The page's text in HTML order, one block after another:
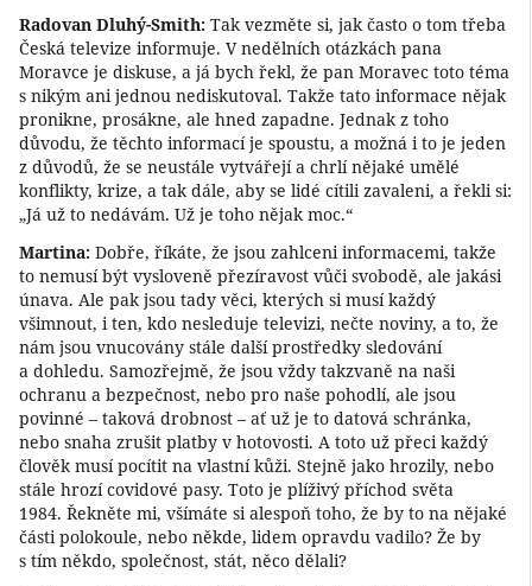
Radovan Dluhý-Smith: Tak vezměte si, jak často o tom třeba
Česká televize informuje. V nedělních otázkách pana
Moravce je diskuse, a já bych řekl, že pan Moravec toto téma
s nikým ani jednou nediskutoval. Takže tato informace nějak
pronikne, prosákne, ale hned zapadne. Jednak z toho
důvodu, že těchto informací je spoustu, a možná i to je jeden
z důvodů, že se neustále vytvářejí a chrlí nějaké umělé
konflikty, krize, a tak dále, aby se lidé cítili zavaleni, a řekli si:
„Já už to nedávám. Už je toho nějak moc.“
Martina: Dobře, říkáte, že jsou zahlceni informacemi, takže
to nemusí být vysloveně přezíravost vůči svobodě, ale jakási
únava. Ale pak jsou tady věci, kterých si musí každý
všimnout, i ten, kdo nesleduje televizi, nečte noviny, a to, že
nám jsou vnucovány stále další prostředky sledování
a dohledu. Samozřejmě, že jsou vždy takzvaně na naši
ochranu a bezpečnost, nebo pro naše pohodlí, ale jsou
povinné – taková drobnost – ať už je to datová schránka,
nebo snaha zrušit platby v hotovosti. A toto už přeci každý
člověk musí pocítit na vlastní kůži. Stejně jako hrozily, nebo
stále hrozí covidové pasy. Toto je plíživý příchod světa
1984. Řekněte mi, všímáte si alespoň toho, že by to na nějaké
části polokoule, nebo někde, lidem opravdu vadilo? Že by
s tím někdo, společnost, stát, něco dělali?